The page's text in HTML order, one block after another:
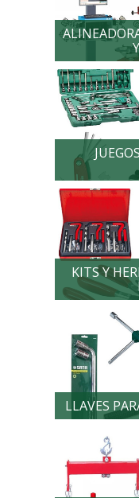
KITS Y
LLAVES